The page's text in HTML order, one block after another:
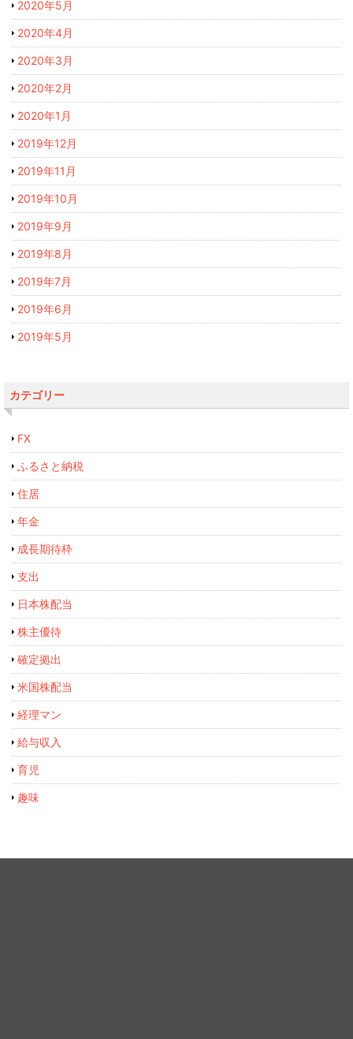
2020年5月
2020年4月
2020年3月
2020年2月
2020年1月
2019年12月
2019年11月
2019年10月
2019年9月
2019年8月
2019年7月
2019年6月
2019年5月
カテゴリー
FX
ふるさと納税
住居
年金
成長期待枠
支出
日本株配当
株主優待
確定拠出
米国株配当
経理マン
給与収入
育児
趣味